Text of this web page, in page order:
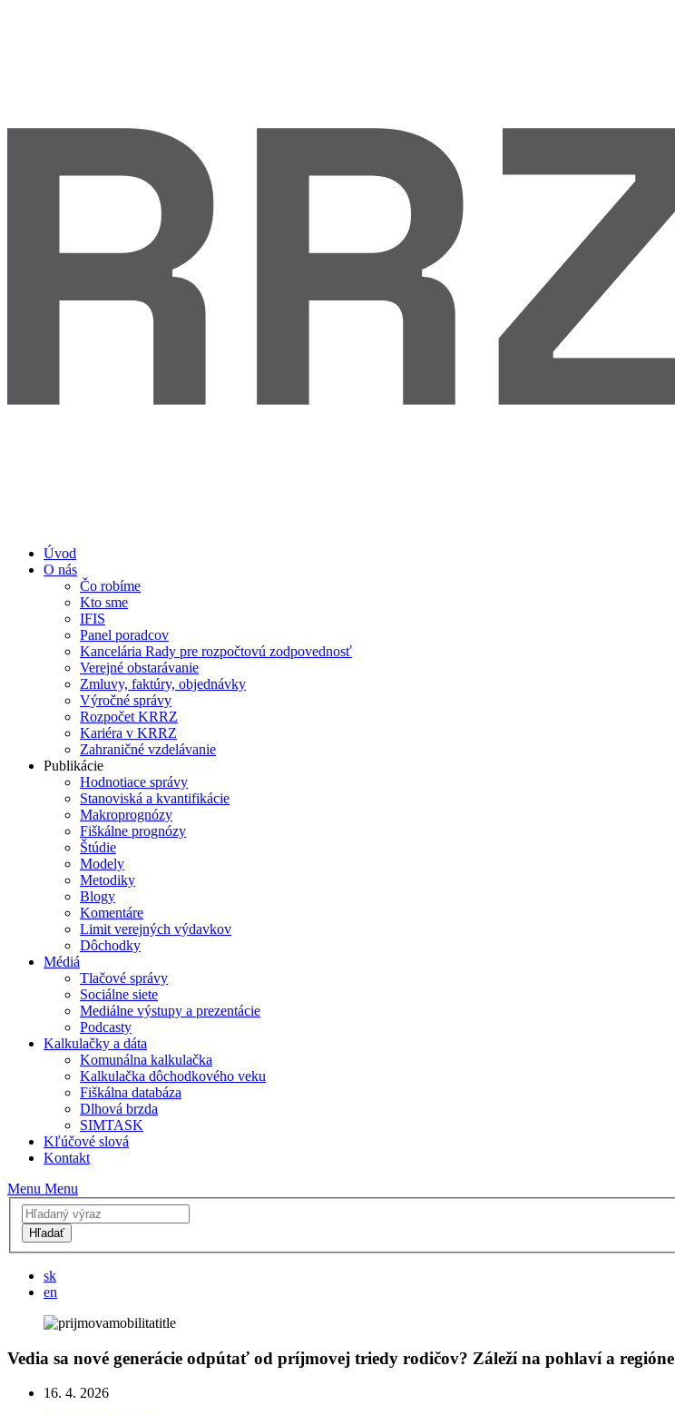
Úvod
O nás
Čo robíme
Kto sme
IFIS
Panel poradcov
Kancelária Rady pre rozpočtovú zodpovednosť
Verejné obstarávanie
Zmluvy, faktúry, objednávky
Výročné správy
Rozpočet KRRZ
Kariéra v KRRZ
Zahraničné vzdelávanie
Publikácie
Hodnotiace správy
Stanoviská a kvantifikácie
Makroprognózy
Fiškálne prognózy
Štúdie
Modely
Metodiky
Blogy
Komentáre
Limit verejných výdavkov
Dôchodky
Médiá
Tlačové správy
Sociálne siete
Mediálne výstupy a prezentácie
Podcasty
Kalkulačky a dáta
Komunálna kalkulačka
Kalkulačka dôchodkového veku
Fiškálna databáza
Dlhová brzda
SIMTASK
Kľúčové slová
Kontakt
Menu Menu
Hľadať
sk
en
Vedia sa nové generácie odpútať od príjmovej triedy rodičov? Záleží na pohlaví a regióne
16. 4. 2026